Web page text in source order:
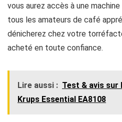
vous aurez accès à une
tous les amateurs de café
dénicherez chez votre
acheté en toute confiance.
Lire aussi : Test & avis sur
Krups Essential EA8108